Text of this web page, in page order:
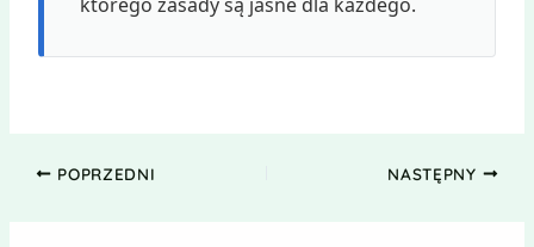
POPRZEDNI NASTĘPNY